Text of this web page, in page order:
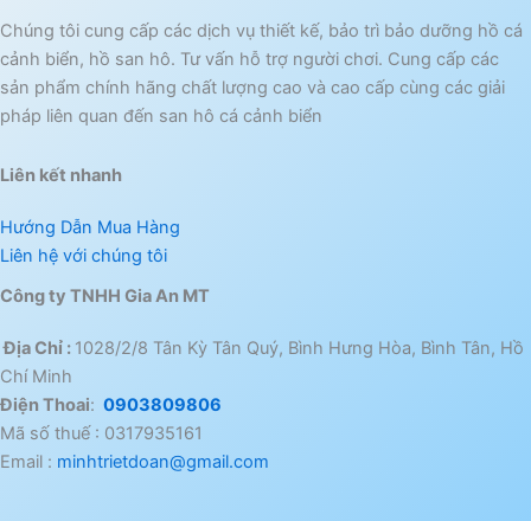
Chúng tôi cung cấp các dịch vụ thiết kế, bảo trì bảo dưỡng hồ cá
cảnh biển, hồ san hô. Tư vấn hỗ trợ người chơi. Cung cấp các
sản phẩm chính hãng chất lượng cao và cao cấp cùng các giải
pháp liên quan đến san hô cá cảnh biển
Liên kết nhanh
Hướng Dẫn Mua Hàng
Liên hệ với chúng tôi
Công ty TNHH Gia An MT
Địa Chỉ : 1028/2/8 Tân Kỳ Tân Quý, Bình Hưng Hòa, Bình Tân, Hồ
Chí Minh
Điện Thoai: 0903809806
Mã số thuế : 0317935161
Email : minhtrietdoan@gmail.com